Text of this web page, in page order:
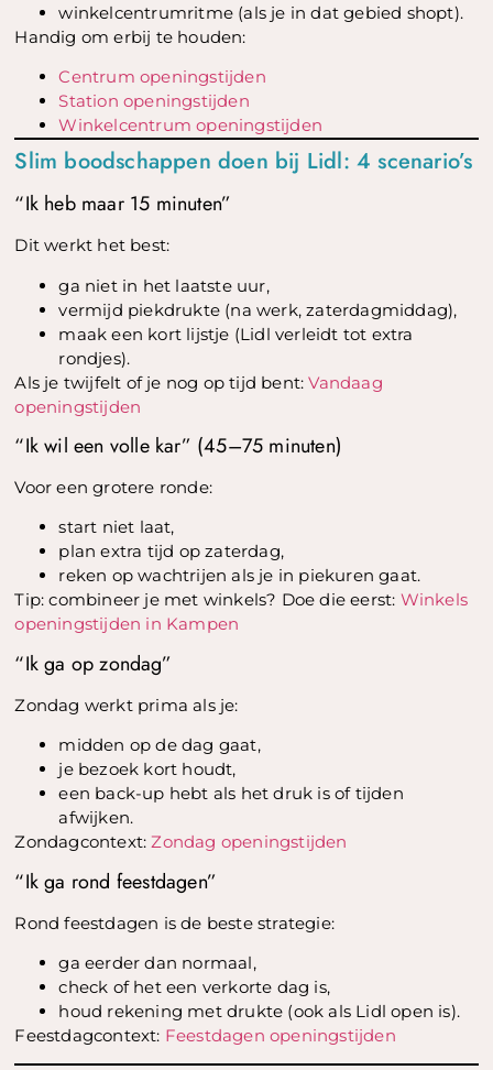
winkelcentrumritme (als je in dat gebied shopt).
Handig om erbij te houden:
Centrum openingstijden
Station openingstijden
Winkelcentrum openingstijden
Slim boodschappen doen bij Lidl: 4 scenario’s
“Ik heb maar 15 minuten”
Dit werkt het best:
ga niet in het laatste uur,
vermijd piekdrukte (na werk, zaterdagmiddag),
maak een kort lijstje (Lidl verleidt tot extra
rondjes).
Als je twijfelt of je nog op tijd bent:Vandaag
openingstijden
“Ik wil een volle kar” (45–75 minuten)
Voor een grotere ronde:
start niet laat,
plan extra tijd op zaterdag,
reken op wachtrijen als je in piekuren gaat.
Tip: combineer je met winkels? Doe die eerst: Winkels
openingstijden in Kampen
“Ik ga op zondag”
Zondag werkt prima als je:
midden op de dag gaat,
je bezoek kort houdt,
een back-up hebt als het druk is of tijden
afwijken.
Zondagcontext:Zondag openingstijden
“Ik ga rond feestdagen”
Rond feestdagen is de beste strategie:
ga eerder dan normaal,
check of het een verkorte dag is,
houd rekening met drukte (ook als Lidl open is).
Feestdagcontext: Feestdagen openingstijden